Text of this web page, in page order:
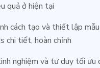
quả ở hiện tại
cách tạo và thiết lập
chi tiết, hoàn chỉnh
nghiệm và tư duy tối ưu